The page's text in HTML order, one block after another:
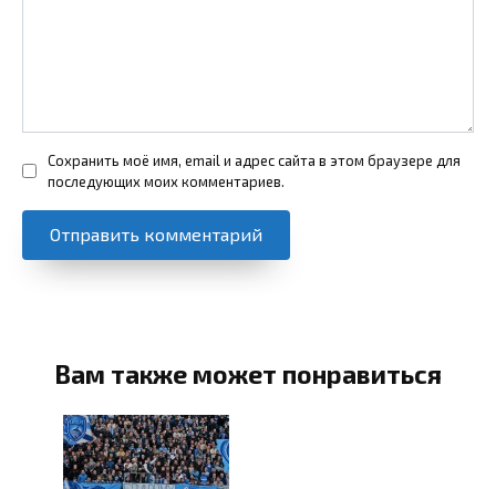
Сохранить моё имя, email и адрес сайта в этом браузере для
последующих моих комментариев.
Вам также может понравиться